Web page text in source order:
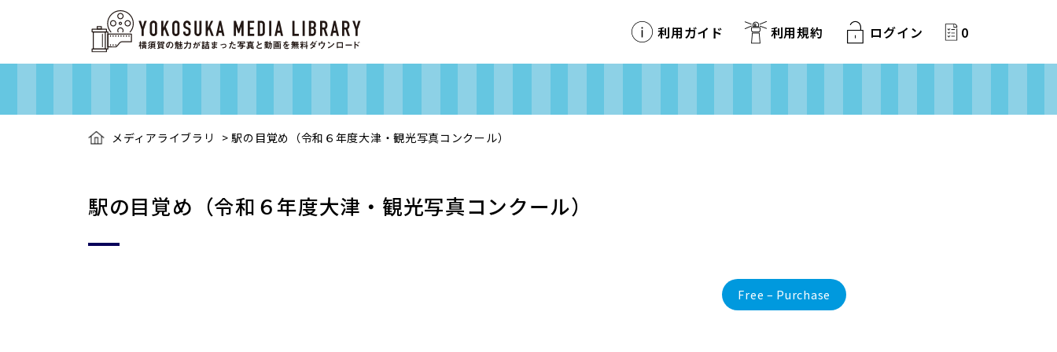
利用ガイド 利用規約 ログイン 0
メディアライブラリ >駅の目覚め（令和６年度大津・観光写真コンクール）
駅の目覚め（令和６年度大津・観光写真コンクール）
Free – Purchase